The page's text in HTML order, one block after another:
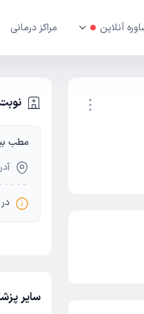
آنلاین مراکز درمانی
مطب
سایر